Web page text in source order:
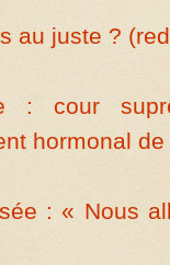
au juste ?
: cour
hormonal
: « Nous